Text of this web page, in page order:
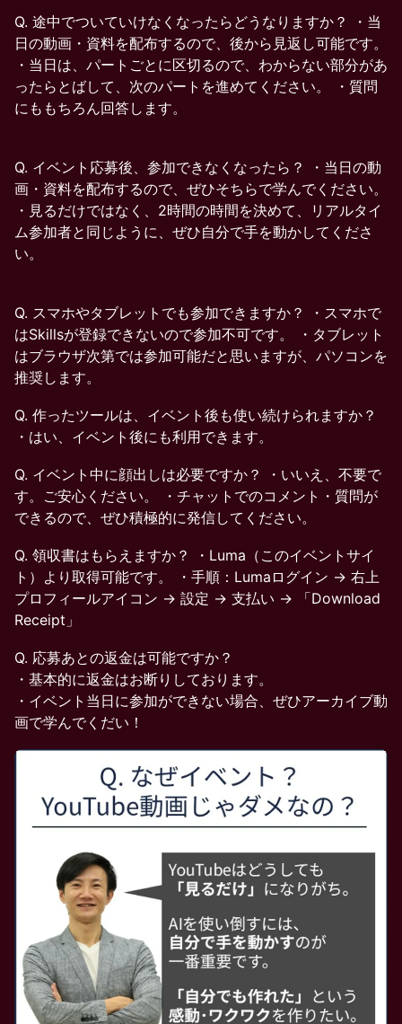
Q. 途中でついていけなくなったらどうなりますか？ ・当
日の動画・資料を配布するので、後から見返し可能です。
・当日は、パートごとに区切るので、わからない部分があ
ったらとばして、次のパートを進めてください。 ・質問
にももちろん回答します。
Q. イベント応募後、参加できなくなったら？ ・当日の動
画・資料を配布するので、ぜひそちらで学んでください。
・見るだけではなく、2時間の時間を決めて、リアルタイ
ム参加者と同じように、ぜひ自分で手を動かしてくださ
い。
Q. スマホやタブレットでも参加できますか？ ・スマホで
はSkillsが登録できないので参加不可です。 ・タブレット
はブラウザ次第では参加可能だと思いますが、パソコンを
推奨します。
Q. 作ったツールは、イベント後も使い続けられますか？
・はい、イベント後にも利用できます。
Q. イベント中に顔出しは必要ですか？ ・いいえ、不要で
す。ご安心ください。 ・チャットでのコメント・質問が
できるので、ぜひ積極的に発信してください。
Q. 領収書はもらえますか？ ・Luma（このイベントサイ
ト）より取得可能です。 ・手順：Lumaログイン → 右上
プロフィールアイコン → 設定 → 支払い → 「Download
Receipt」
Q. 応募あとの返金は可能ですか？
・基本的に返金はお断りしております。
・イベント当日に参加ができない場合、ぜひアーカイブ動
画で学んでくだい！